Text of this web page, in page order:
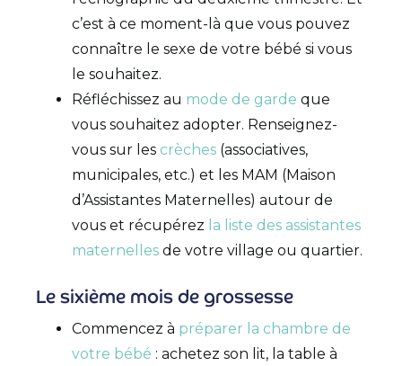
c’est à ce moment-là que vous pouvez
connaître le sexe de votre bébé si vous
le souhaitez.
Réfléchissez au mode de garde que
vous souhaitez adopter. Renseignez-
vous sur les crèches (associatives,
municipales, etc.) et les MAM (Maison
d’Assistantes Maternelles) autour de
vous et récupérez la liste des assistantes
maternelles de votre village ou quartier.
Le sixième mois de grossesse
Commencez à préparer la chambre de
votre bébé : achetez son lit, la table à